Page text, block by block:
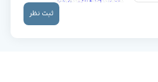
ثبت نظر